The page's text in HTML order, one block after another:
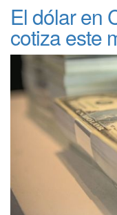
El dólar en
cotiza este